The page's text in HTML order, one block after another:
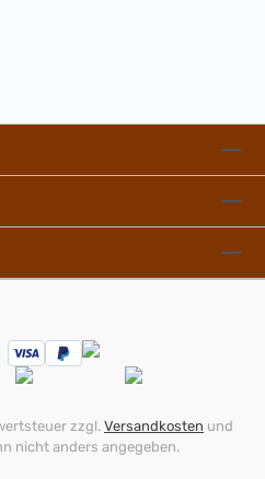
für 37 Waschladungen
zzgl. Versandkosten und
nicht anders angegeben.